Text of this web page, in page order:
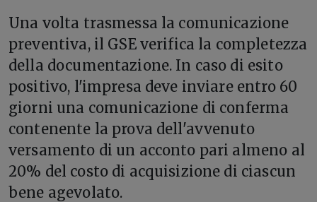
Una volta trasmessa la comunicazione
preventiva, il GSE verifica la completezza
della documentazione. In caso di esito
positivo, l'impresa deve inviare entro 60
giorni una comunicazione di conferma
contenente la prova dell'avvenuto
versamento di un acconto pari almeno al
20% del costo di acquisizione di ciascun
bene agevolato.